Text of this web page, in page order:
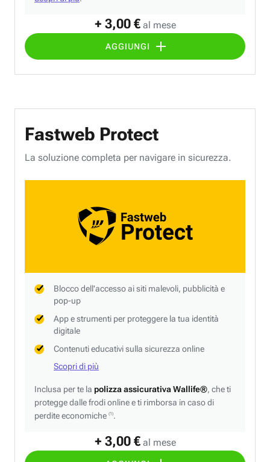
+ 3,00 € al mese
AGGIUNGI
Fastweb Protect
+ 3,00 € al mese
La soluzione completa per navigare in sicurezza.
Blocco dell'accesso ai siti malevoli, pubblicità e
pop-up
App e strumenti per proteggere la tua identità
digitale
Contenuti educativi sulla sicurezza online
Scopri di più
Inclusa per te la polizza assicurativa Wallife®, che ti
protegge dalle frodi online e ti rimborsa in caso di
perdite economiche (1).